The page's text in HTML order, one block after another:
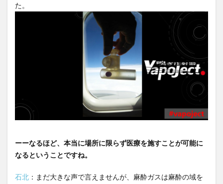
た。
ーーなるほど、本当に場所に限らず医療を施すことが可能に
なるということですね。
石北 ：まだ大きな声で言えませんが、麻酔ガスは麻酔の域を